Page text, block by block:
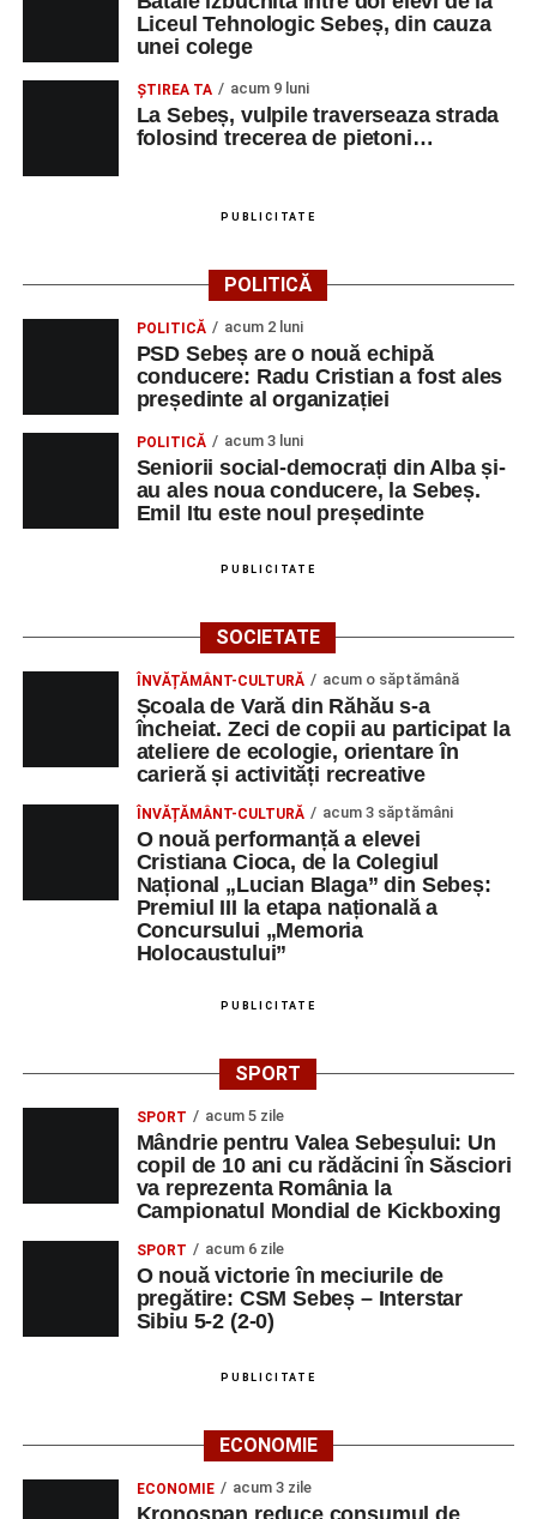
Irina Indrei – pian
Robert Indrei – bandoneon
Milena Vădan – vioară
Emanuel Elcean – contrabas
Adrian Lup – violoncel
Vlad Dordea.
Piața Primăriei
Orele 17.00–20.00– Punct oficial de înscrieri și informații
SÂMBĂTĂ, 22 AUGUST 2026
Platoul Centrului Cultural „Lucian
Blaga” Sebeș
(Race Office) pentru competiția„Cicloaventurier de
Râpa Roșie
Orele 17.00–20.00
– Antrenamente libere pe traseul de
Centrul Cultural „Lucian Blaga”
Sebeș – Sala de spectacole
– Proiecție cinematografică:
Gabi Virginia Șarga și Cătălin Rotaru, producător Gabi
DUMINICĂ, 23 AUGUST 2026
Râpa Roșie
„Cicloaventurier de Sebeș”
al competiției MTB pentru copii.
LUNI, 24 AUGUST 2026
Ora 18.00– Activități recreative pentru copii, susținute de
trupele de teatru„Gepetto”și„Pied Piper”
Liceul Tehnologic Sebeș, din cauza
unei colege
ŞTIREA TA acum 9 luni
La Sebeș, vulpile traverseaza strada
folosind trecerea de pietoni…
PUBLICITATE
POLITICĂ
POLITICĂ acum 2 luni
PSD Sebeș are o nouă echipă
conducere: Radu Cristian a fost ales
președinte al organizației
POLITICĂ acum 3 luni
Seniorii social-democrați din Alba și-
au ales noua conducere, la Sebeș.
Emil Itu este noul președinte
PUBLICITATE
SOCIETATE
ÎNVĂȚĂMÂNT-CULTURĂ acum o săptămână
Școala de Vară din Răhău s-a
încheiat. Zeci de copii au participat la
ateliere de ecologie, orientare în
carieră și activități recreative
ÎNVĂȚĂMÂNT-CULTURĂ acum 3 săptămâni
O nouă performanță a elevei
Cristiana Cioca, de la Colegiul
Național „Lucian Blaga” din Sebeș:
Premiul III la etapa națională a
Concursului „Memoria
Holocaustului”
PUBLICITATE
SPORT
SPORT acum 5 zile
Mândrie pentru Valea Sebeșului: Un
copil de 10 ani cu rădăcini în Săsciori
va reprezenta România la
Campionatul Mondial de Kickboxing
SPORT acum 6 zile
O nouă victorie în meciurile de
pregătire: CSM Sebeș – Interstar
Sibiu 5-2 (2-0)
PUBLICITATE
ECONOMIE
ECONOMIE acum 3 zile
Kronospan reduce consumul de